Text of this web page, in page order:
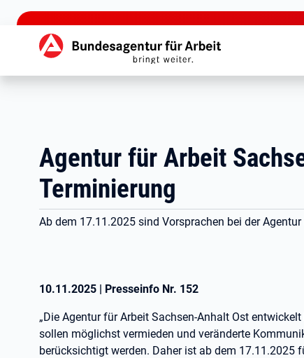
zu den Hauptinhalten springen
Hauptnavigation
Agentur für Arbeit
Terminierung
Ab dem 17.11.2025 sind Vorsprachen bei der
10.11.2025 | Presseinfo Nr. 152
„Die Agentur für Arbeit Sachsen-Anhalt Ost
sollen möglichst vermieden und veränderte
berücksichtigt werden. Daher ist ab dem 17.11.2025